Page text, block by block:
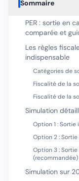
Sommaire
PER : sortie en
comparée et
Les règles
indispensable
Catégories de
Fiscalité de la
Fiscalité de la
Simulation
Option 1 :
Option 2 :
Option 3 :
(recommandée)
Simulation sur